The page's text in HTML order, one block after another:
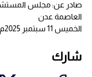
صادر عن: مجلس
العاصمة عدن
الخميس 11 سبتمبر 2025م
شارك